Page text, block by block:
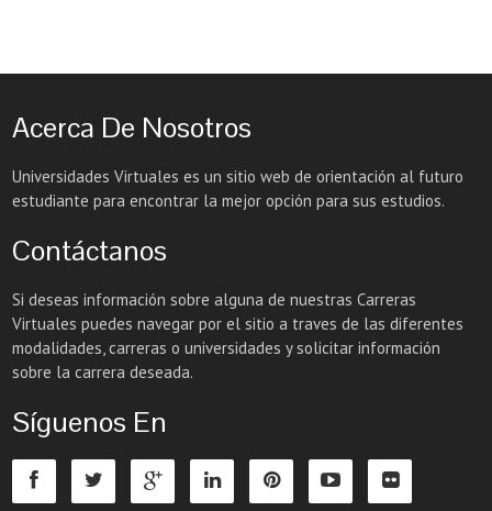
Acerca De Nosotros
Universidades Virtuales es un sitio web de orientación al futuro
estudiante para encontrar la mejor opción para sus estudios.
Contáctanos
Si deseas información sobre alguna de nuestras Carreras
Virtuales puedes navegar por el sitio a traves de las diferentes
modalidades, carreras o universidades y solicitar información
sobre la carrera deseada.
Síguenos En